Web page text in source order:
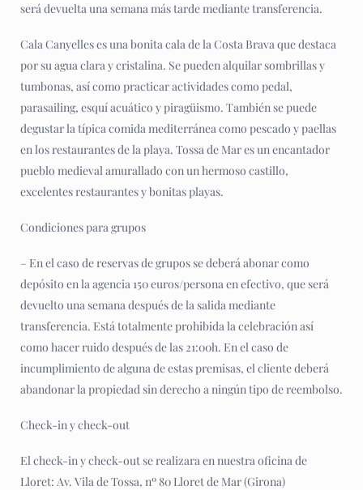
será devuelta una semana más tarde mediante transferencia.
Cala Canyelles es una bonita cala de la Costa Brava que destaca
por su agua clara y cristalina. Se pueden alquilar sombrillas y
tumbonas, así como practicar actividades como pedal,
parasailing, esquí acuático y piragüismo. También se puede
degustar la típica comida mediterránea como pescado y paellas
en los restaurantes de la playa. Tossa de Mar es un encantador
pueblo medieval amurallado con un hermoso castillo,
excelentes restaurantes y bonitas playas.
Condiciones para grupos
– En el caso de reservas de grupos se deberá abonar como
depósito en la agencia 150 euros/persona en efectivo, que será
devuelto una semana después de la salida mediante
transferencia. Está totalmente prohibida la celebración así
como hacer ruido después de las 21:00h. En el caso de
incumplimiento de alguna de estas premisas, el cliente deberá
abandonar la propiedad sin derecho a ningún tipo de reembolso.
Check-in y check-out
El check-in y check-out se realizara en nuestra oficina de
Lloret: Av. Vila de Tossa, nº 80 Lloret de Mar (Girona)